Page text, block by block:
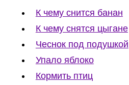
К чему снится банан
К чему снятся цыгане
Чеснок под подушкой
Упало яблоко
Кормить птиц